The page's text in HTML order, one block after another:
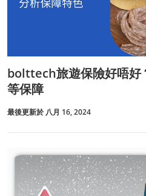
bolttech旅遊保險好唔好
等保障
最後更新於 八月 16, 2024